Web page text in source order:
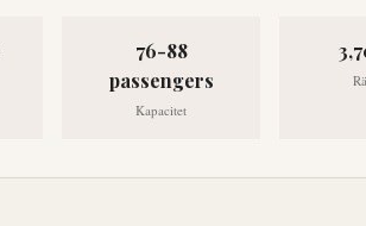
76-88
passengers
Kapacitet